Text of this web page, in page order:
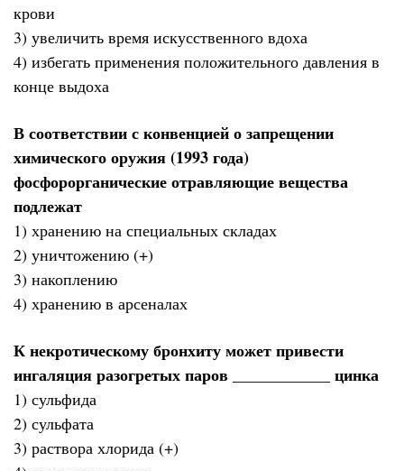
крови
3) увеличить время искусственного вдоха
4) избегать применения положительного давления в
конце выдоха
В соответствии с конвенцией о запрещении
химического оружия (1993 года)
фосфорорганические отравляющие вещества
подлежат
1) хранению на специальных складах
2) уничтожению (+)
3) накоплению
4) хранению в арсеналах
К некротическому бронхиту может привести
ингаляция разогретых паров ____________ цинка
1) сульфида
2) сульфата
3) раствора хлорида (+)